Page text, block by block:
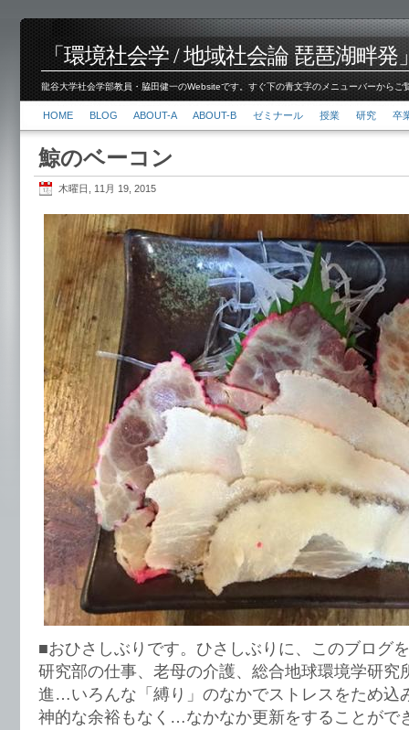
「環境社会学 / 地域社会論 琵琶湖畔発
龍谷大学社会学部教員・脇田健一のWebsiteです。すぐ下の青文字のメニューバーから
HOME BLOG ABOUT-A ABOUT-B ゼミナール 授業 研究 卒
鯨のベーコン
木曜日, 11月 19, 2015
■おひさしぶりです。ひさしぶりに、このブログ
研究部の仕事、老母の介護、総合地球環境学研究
進…いろんな「縛り」のなかでストレスをため込
神的な余裕もなく…なかなか更新をすることがで